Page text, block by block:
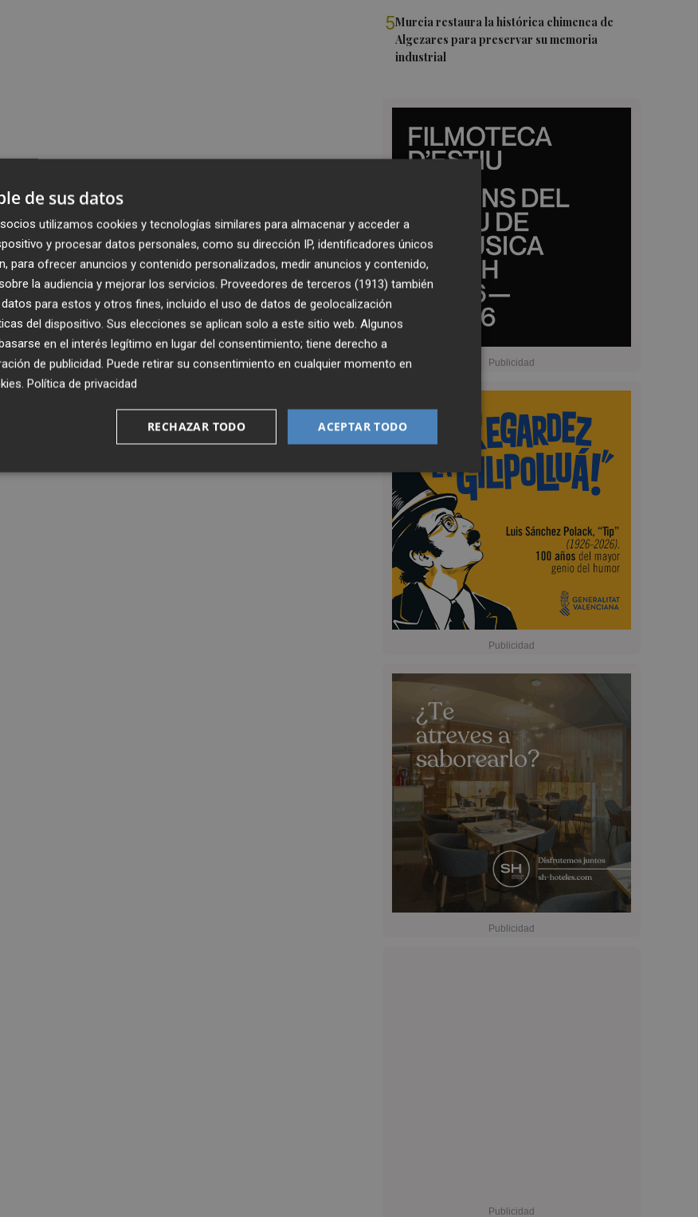
5Murcia restaura la histórica chimenea de
Algezares para preservar su memoria
industrial
de sus datos
utilizamos cookies y tecnologías similares para almacenar y acceder a
y procesar datos personales, como su dirección IP, identificadores únicos
para ofrecer anuncios y contenido personalizados, medir anuncios y contenido,
la audiencia y mejorar los servicios. Proveedores de terceros (1913) también
para estos y otros fines, incluido el uso de datos de geolocalización
del dispositivo. Sus elecciones se aplican solo a este sitio web. Algunos
en el interés legítimo en lugar del consentimiento; tiene derecho a
de publicidad. Puede retirar su consentimiento en cualquier momento en
. Política de privacidad
ACEPTAR TODO
RECHAZAR TODO